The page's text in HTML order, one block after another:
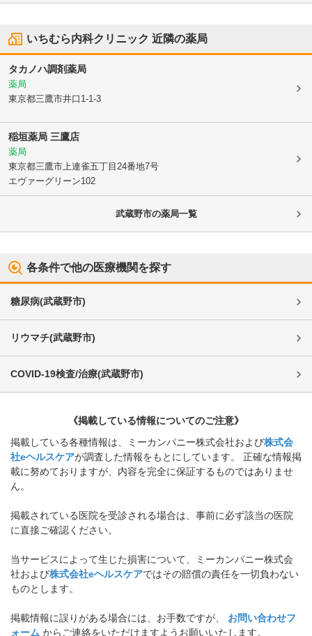
いちむら内科クリニック 近隣の薬局
タカノハ調剤薬局
薬局
東京都三鷹市井口1-1-3
稲垣薬局 三鷹店
薬局
東京都三鷹市上連雀五丁目24番地7号
エヴァーグリーン102
武蔵野市の薬局一覧
各条件で他の医療機関を探す
糖尿病(武蔵野市)
リウマチ(武蔵野市)
COVID-19検査/治療(武蔵野市)
《掲載している情報についてのご注意》
掲載している各種情報は、ミーカンパニー株式会社および株式会
社eヘルスケアが調査した情報をもとにしています。 正確な情報掲
載に努めておりますが、内容を完全に保証するものではありませ
ん。
掲載されている医院を受診される場合は、事前に必ず該当の医院
に直接ご確認ください。
当サービスによって生じた損害について、ミーカンパニー株式会
社および株式会社eヘルスケアではその賠償の責任を一切負わない
ものとします。
掲載情報に誤りがある場合には、お手数ですが、
お問い合わせフ
ォーム からご連絡をいただけますようお願いいたします。